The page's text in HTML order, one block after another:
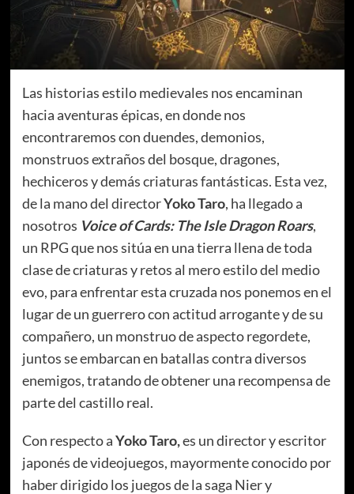
Las historias estilo medievales nos encaminan
hacia aventuras épicas, en donde nos
encontraremos con duendes, demonios,
monstruos extraños del bosque, dragones,
hechiceros y demás criaturas fantásticas. Esta vez,
de la mano del directorYoko Taro, ha llegado a
nosotros Voice of Cards: The Isle Dragon Roars,
un RPG que nos sitúa en una tierra llena de toda
clase de criaturas y retos al mero estilo del medio
evo, para enfrentar esta cruzada nos ponemos en el
lugar de un guerrero con actitud arrogante y de su
compañero, un monstruo de aspecto regordete,
juntos se embarcan en batallas contra diversos
enemigos, tratando de obtener una recompensa de
parte del castillo real.
Con respecto aYoko Taro,es un director y escritor
japonés de videojuegos, mayormente conocido por
haber dirigido los juegos de la saga Nier y